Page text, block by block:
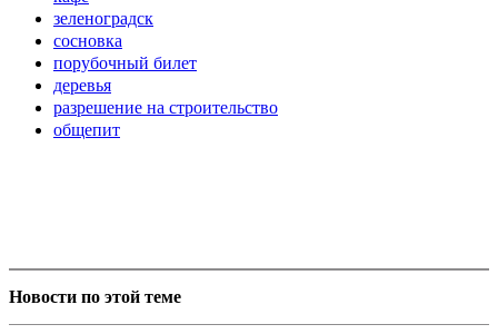
зеленоградск
сосновка
порубочный билет
деревья
разрешение на строительство
общепит
Новости по этой теме